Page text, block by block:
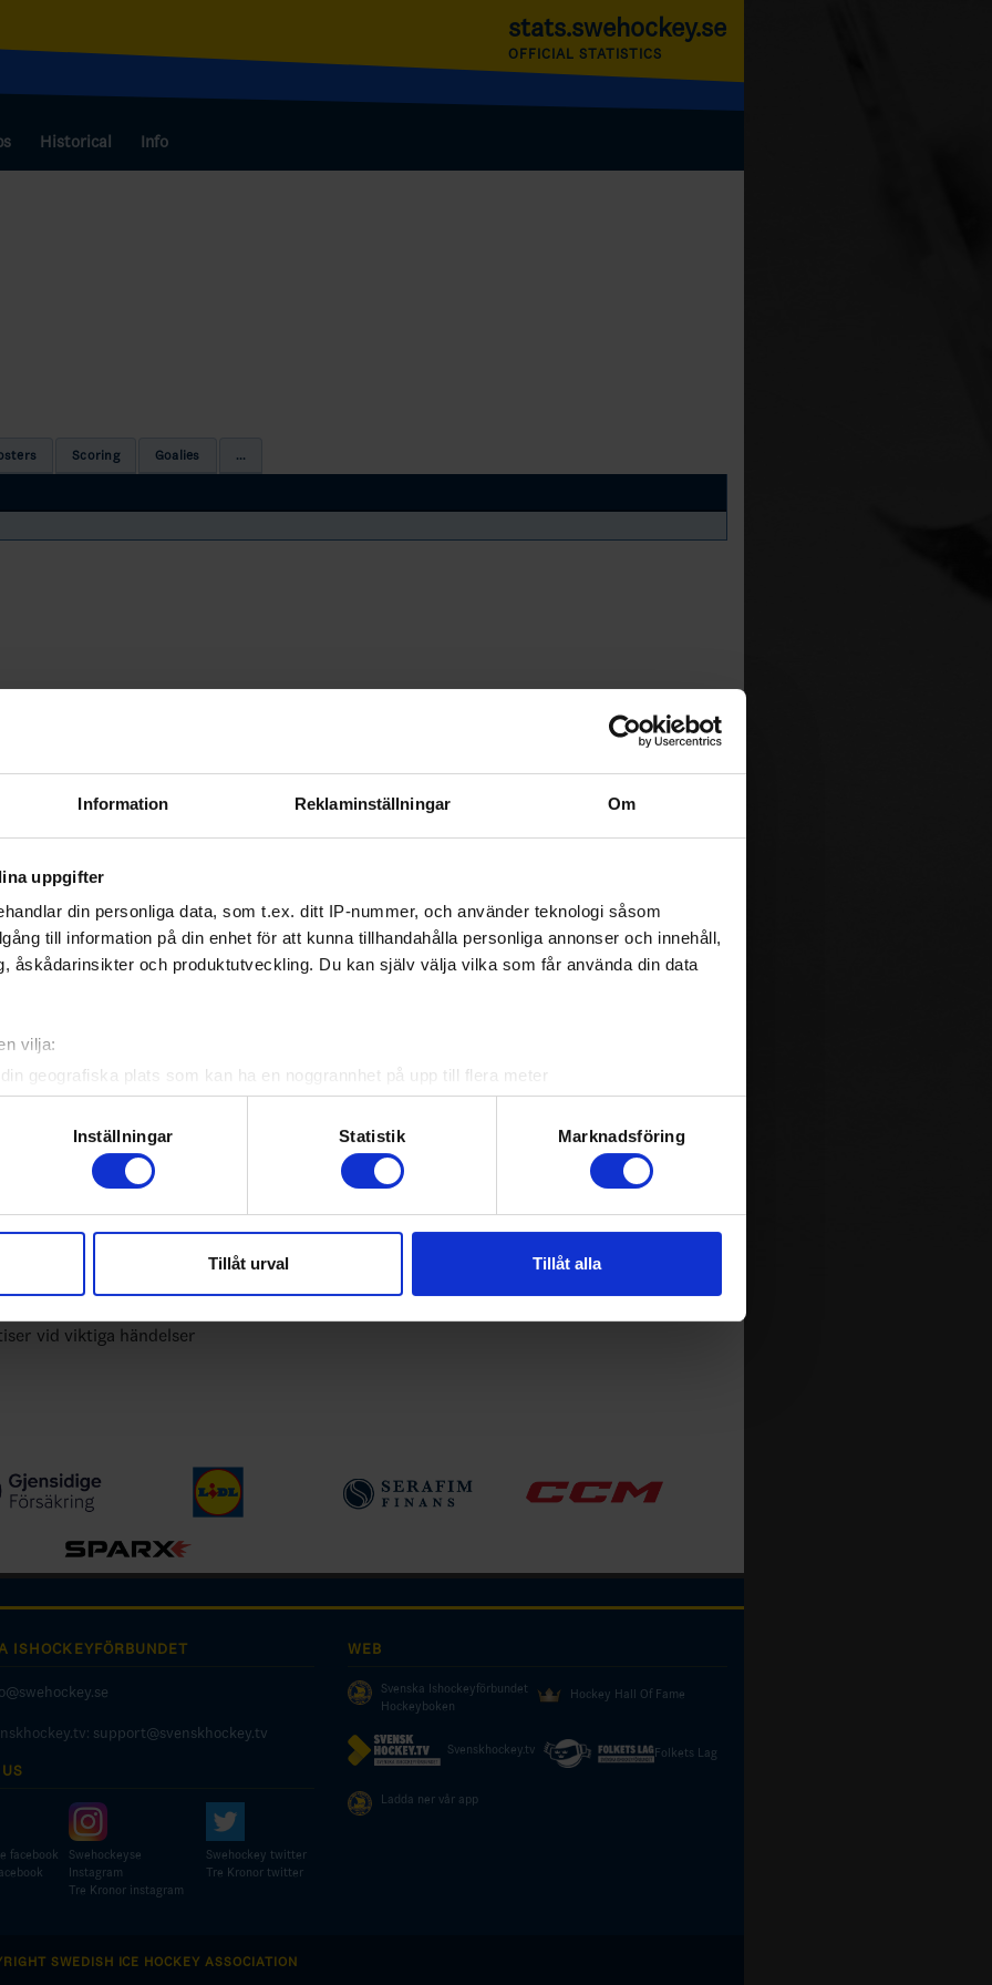
Information Reklaminställningar Om
uppgifter
din personliga data, som t.ex. ditt IP-nummer, och använder teknologi såsom
till information på din enhet för att kunna tillhandahålla personliga annonser och innehåll,
åskådarinsikter och produktutveckling. Du kan själv välja vilka som får använda din data
vilja:
geografiska plats som kan ha en noggrannhet på upp till flera meter
att aktivt skanna den för specifika kännetecken (fingeravtryck)
uppgifter behandlas och ställ in dina preferenser i
detaljsektionen. Du kan ändra
när som helst från cookie-förklaringen.
för att anpassa innehållet och annonserna till användarna, tillhandahålla funktioner för
trafik. Vi vidarebefordrar även sådana identifierare och annan information från din enhet
och analysföretag som vi samarbetar med. Dessa kan i sin tur kombinera informationen
har tillhandahållit eller som de har samlat in när du har använt deras tjänster.
Inställningar Statistik Marknadsföring
Tillåt urval Tillåt alla
Historical Info
stats.swehockey.se
OFFICIAL STATISTICS
Scoring Goalies ...
officiella app
livebevakning och statistik för samtliga ishockeyserier som spelas i Sverige. Du kan
egna favoritlag i appen. För dina favoritlag kan du sedan välja att få pushnotiser när
Svenska Ishockeyförbundet
vid viktiga händelser
ISHOCKEYFÖRBUNDET
support@svenskhockey.tv
facebook
Swehockeyse
Instagram
Tre Kronor instagram
Swehockey twitter
Tre Kronor twitter
WEB
Svenska Ishockeyförbundet
Hockeyboken
Hockey Hall Of Fame
Svenskhockey.tv Folkets Lag
Ladda ner vår app
SWEDISH ICE HOCKEY ASSOCIATION